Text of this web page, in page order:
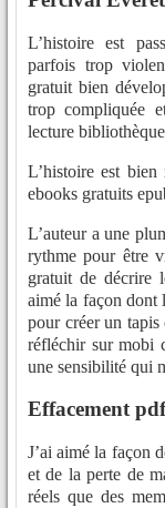
L’histoire est
parfois trop
gratuit bien
trop compliquée
lecture
L’histoire est
ebooks gratuits
L’auteur a une
rythme pour être
gratuit de décrire
aimé la façon dont
pour créer un
réfléchir sur mobi
une sensibilité qui
Effacement pdf
J’ai aimé la façon
et de la perte de
réels que des